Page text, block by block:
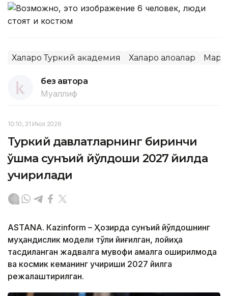
Халқаро Туркий академия Халқаро алоқалар
без автора
Муаллиф
10:10, 31 Июл 2026
Туркий давлатларнинг биринчи
қўшма сунъий йўлдоши 2027 йилда
учирилади
ASTANА. Кazinform – Ҳозирда сунъий йўлдошнинг
муҳандислик модели тўлиқ йиғилган, лойиҳа
тасдиқланган жадвалга мувофиқ амалга оширилмоқда
ва космик кеманинг учириши 2027 йилга
режалаштирилган.